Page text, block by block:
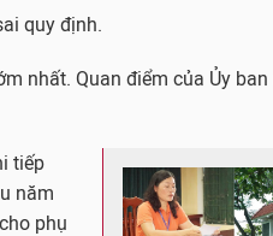
quy định.
nhất. Quan điểm của Ủy ban
tiếp
năm
cho phụ